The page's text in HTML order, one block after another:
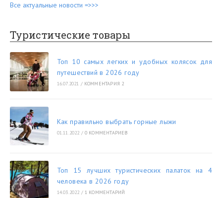
Все актуальные новости =>>>
Туристические товары
Топ 10 самых легких и удобных колясок для
путешествий в 2026 году
16.07.2021 / КОММЕНТАРИЯ 2
Как правильно выбрать горные лыжи
01.11.2022 / 0 КОММЕНТАРИЕВ
Топ 15 лучших туристических палаток на 4
человека в 2026 году
14.03.2022 / 1 КОММЕНТАРИЙ